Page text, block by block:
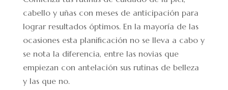
cabello y uñas con meses de anticipación para
lograr resultados óptimos. En la mayoría de las
ocasiones esta planificación no se lleva a cabo y
se nota la diferencia, entre las novias que
empiezan con antelación sus rutinas de belleza
y las que no.